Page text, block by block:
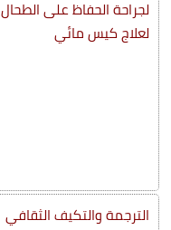
لجراحة الحفاظ على الطحال
لعلاج كيس مائي
الترجمة والتكيف الثقافي